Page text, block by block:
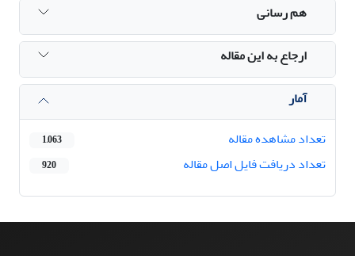
هم رسانی
ارجاع به این مقاله
آمار
تعداد مشاهده مقاله
1,063
تعداد دریافت فایل اصل مقاله 920